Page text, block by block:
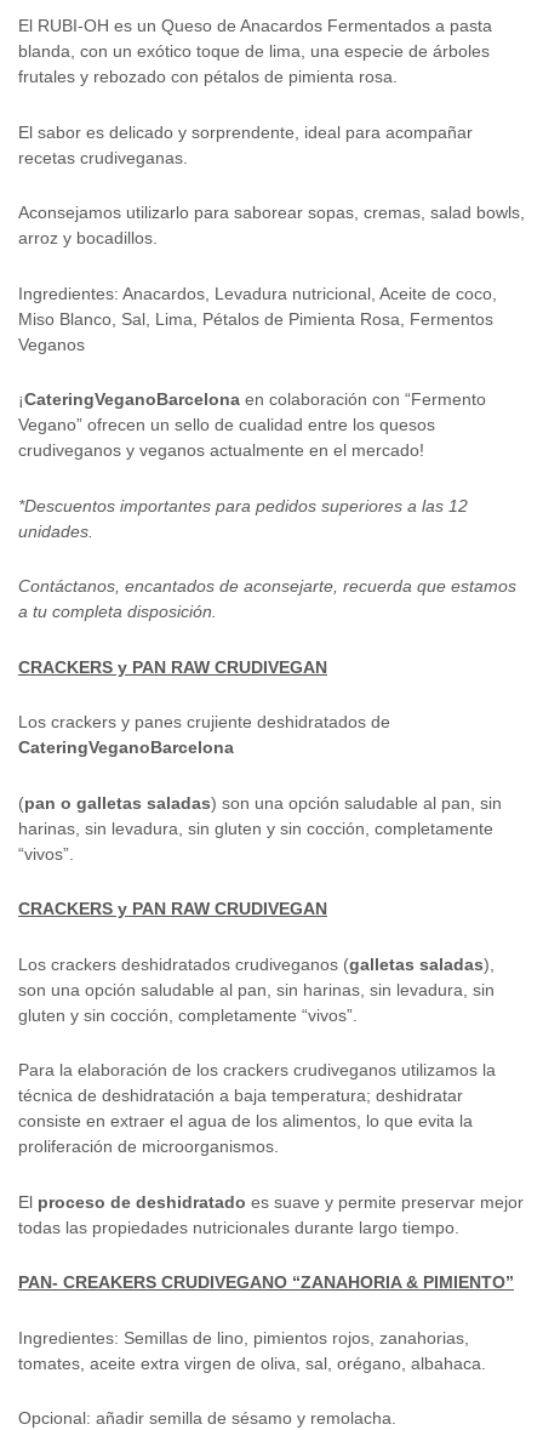
El RUBI-OH es un Queso de Anacardos Fermentados a pasta
blanda, con un exótico toque de lima, una especie de árboles
frutales y rebozado con pétalos de pimienta rosa.
El sabor es delicado y sorprendente, ideal para acompañar
recetas crudiveganas.
Aconsejamos utilizarlo para saborear sopas, cremas, salad bowls,
arroz y bocadillos.
Ingredientes: Anacardos, Levadura nutricional, Aceite de coco,
Miso Blanco, Sal, Lima, Pétalos de Pimienta Rosa, Fermentos
Veganos
¡CateringVeganoBarcelona en colaboración con “Fermento
Vegano” ofrecen un sello de cualidad entre los quesos
crudiveganos y veganos actualmente en el mercado!
*Descuentos importantes para pedidos superiores a las 12
unidades.
Contáctanos, encantados de aconsejarte, recuerda que estamos
a tu completa disposición.
CRACKERS y PAN RAW CRUDIVEGAN
Los crackers y panes crujiente deshidratados de
CateringVeganoBarcelona
(pan o galletas saladas) son una opción saludable al pan, sin
harinas, sin levadura, sin gluten y sin cocción, completamente
“vivos”.
CRACKERS y PAN RAW CRUDIVEGAN
Los crackers deshidratados crudiveganos (galletas saladas),
son una opción saludable al pan, sin harinas, sin levadura, sin
gluten y sin cocción, completamente “vivos”.
Para la elaboración de los crackers crudiveganos utilizamos la
técnica de deshidratación a baja temperatura; deshidratar
consiste en extraer el agua de los alimentos, lo que evita la
proliferación de microorganismos.
El proceso de deshidratado es suave y permite preservar mejor
todas las propiedades nutricionales durante largo tiempo.
PAN- CREAKERS CRUDIVEGANO “ZANAHORIA & PIMIENTO”
Ingredientes: Semillas de lino, pimientos rojos, zanahorias,
tomates, aceite extra virgen de oliva, sal, orégano, albahaca.
Opcional: añadir semilla de sésamo y remolacha.